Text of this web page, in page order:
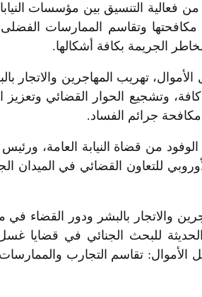
فعالية التنسيق بين مؤسسات
وتقاسم الممارسات
الجريمة بكافة أشكالها.
تهريب المهاجرين والاتجار
وتشجيع الحوار القضائي وتعزيز
مكافحة جرائم الفساد.
من قضاة النيابة العامة، ورئيس
للتعاون القضائي في الميدان
والاتجار بالبشر ودور القضاء
للبحث الجنائي في قضايا
الأموال: تقاسم التجارب